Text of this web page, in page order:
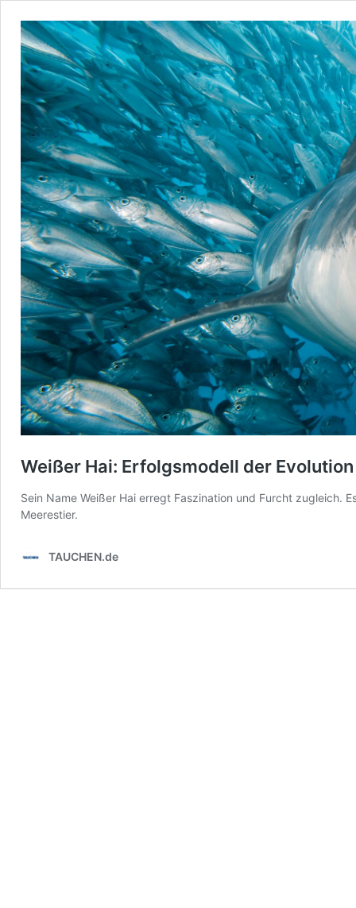
Weißer Hai: Erfolgsmodell der Evolution
Sein Name Weißer Hai erregt Faszination und Furcht zugleich.
Meerestier.
TAUCHEN.de